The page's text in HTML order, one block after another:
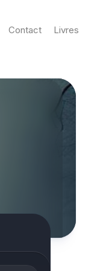
Contact Livres